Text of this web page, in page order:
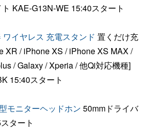
KAE-G13N-WE 15:40スタート
イヤレス 充電スタンド 置くだけ充
XR / iPhone XS / iPhone XS MAX /
/ Galaxy / Xperia / 他Qi対応機種]
15:40スタート
モニターヘッドホン 50mmドライバ
タート